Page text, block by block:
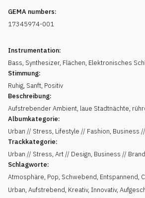
GEMA numbers:
17345974-001
Instrumentation:
Bass, Synthesizer, Flächen, Elektronisches
Stimmung:
Ruhig, Sanft, Positiv
Beschreibung:
Aufstrebender Ambient, laue Stadtnächte,
Albumkategorie:
Urban // Stress, Lifestyle // Fashion, Business
Trackkategorie:
Urban // Stress, Art // Design, Business //
Schlagworte:
Atmosphäre, Pop, Schwebend, Entspannend,
Urban, Aufstrebend, Kreativ, Innovativ,